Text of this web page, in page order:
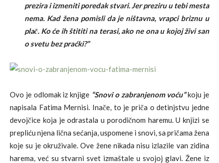
prezira i izmeniti poredak stvari. Jer preziru u tebi mesta
nema. Kad žena pomisli da je ništavna, vrapci briznu u
plač. Ko će ih štititi na terasi, ako ne ona u kojoj živi san
o svetu bez praćki?”
Ovo je odlomak iz knjige “Snovi o zabranjenom voću”koju je
napisala Fatima Mernisi. Inače, to je priča o detinjstvu jedne
devojčice koja je odrastala u porodičnom haremu. U knjizi se
prepliću njena lična sećanja, uspomene i snovi, sa pričama žena
koje su je okruživale. Ove žene nikada nisu izlazile van zidina
harema, već su stvarni svet izmaštale u svojoj glavi. Žene iz